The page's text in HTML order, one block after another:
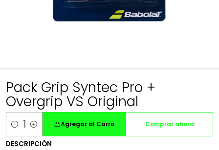
Pack Grip Syntec Pro +
Overgrip VS Original
Cantidad
Agregar al Carro Comprar ahora
DESCRIPCIÓN